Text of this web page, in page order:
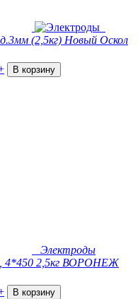
(2,5кг) Новый Оскол
Электроды
4*450 2,5кг ВОРОНЕЖ